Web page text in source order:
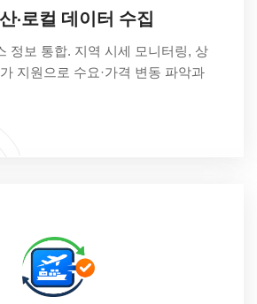
·로컬 데이터 수집
정보 통합. 지역 시세 모니터링, 상
지원으로 수요·가격 변동 파악과